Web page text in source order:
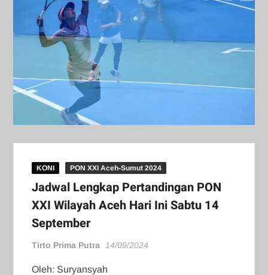
KONI PON XXI Aceh-Sumut 2024
Jadwal Lengkap Pertandingan PON
XXI Wilayah Aceh Hari Ini Sabtu 14
September
Tirto Prima Putra 14/09/2024
Oleh: Suryansyah